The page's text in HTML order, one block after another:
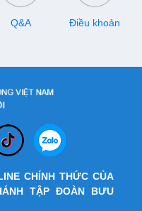
Q&A Điều khoản
CHÍNH THỨC CỦA
TẬP ĐOÀN BƯU